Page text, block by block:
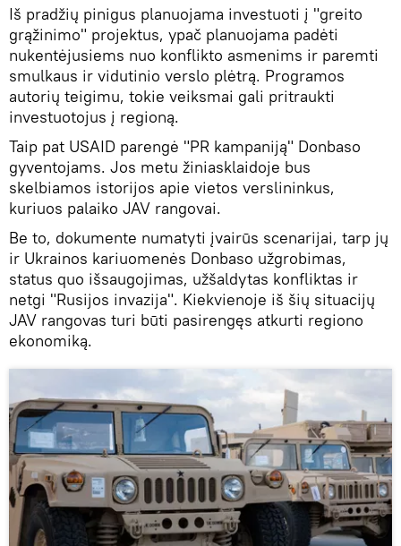
Iš pradžių pinigus planuojama investuoti į "greito
grąžinimo" projektus, ypač planuojama padėti
nukentėjusiems nuo konflikto asmenims ir paremti
smulkaus ir vidutinio verslo plėtrą. Programos
autorių teigimu, tokie veiksmai gali pritraukti
investuotojus į regioną.
Taip pat USAID parengė "PR kampaniją" Donbaso
gyventojams. Jos metu žiniasklaidoje bus
skelbiamos istorijos apie vietos verslininkus,
kuriuos palaiko JAV rangovai.
Be to, dokumente numatyti įvairūs scenarijai, tarp jų
ir Ukrainos kariuomenės Donbaso užgrobimas,
status quo išsaugojimas, užšaldytas konfliktas ir
netgi "Rusijos invazija". Kiekvienoje iš šių situacijų
JAV rangovas turi būti pasirengęs atkurti regiono
ekonomiką.